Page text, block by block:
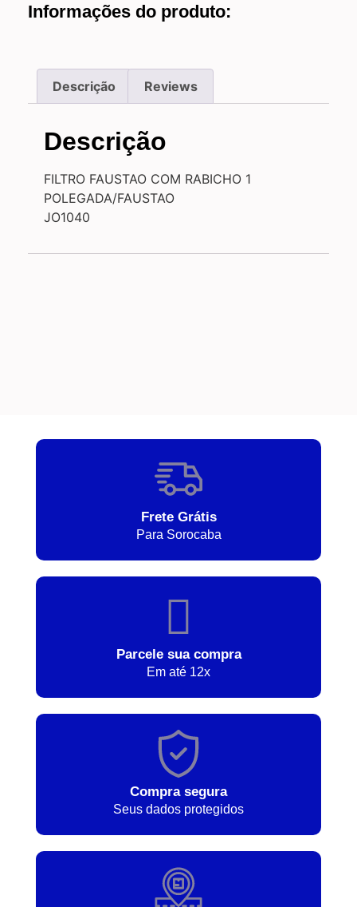
Informações do produto:
Descrição Reviews
Descrição
FILTRO FAUSTAO COM RABICHO 1
POLEGADA/FAUSTAO
JO1040
Frete Grátis
Para Sorocaba
Parcele sua compra
Em até 12x
Compra segura
Seus dados protegidos